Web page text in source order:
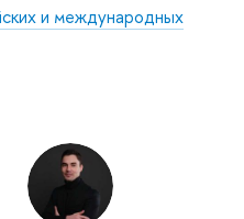
и международных